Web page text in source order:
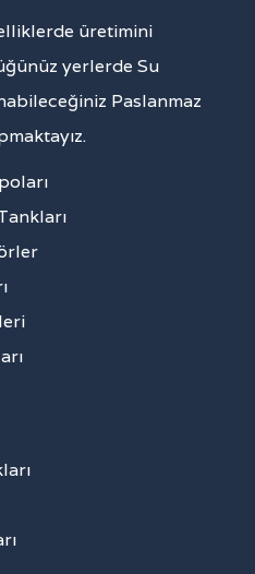
üretimini
yerlerde Su
Paslanmaz